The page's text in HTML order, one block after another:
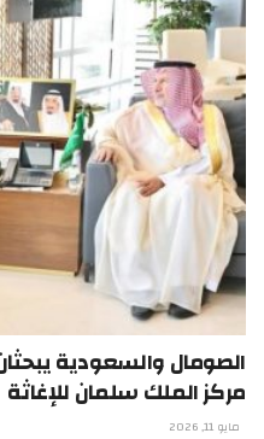
الصومال والسعودية
مركز الملك سلمان للإغاثة
مايو 11, 2026